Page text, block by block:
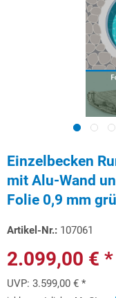
Einzelbecken
mit Alu-Wand
Folie 0,9 mm
Artikel-Nr.: 107061
2.099,00 € *
UVP: 3.599,00 € *